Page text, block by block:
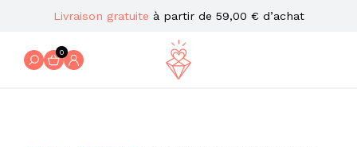
Livraison gratuite à partir de 59,00 € d’achat
0